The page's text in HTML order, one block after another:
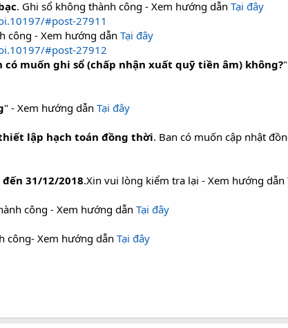
. Ghi sổ không thành công - Xem hướng dẫn Tại đây
#post-27911
công - Xem hướng dẫn Tại đây
#post-27912
có muốn ghi sổ (chấp nhận xuất quỹ tiền âm) không?
" - Xem hướng dẫn Tại đây
lập hạch toán đồng thời. Ban có muốn cập nhật
31/12/2018.Xin vui lòng kiểm tra lại - Xem hướng dẫn
công - Xem hướng dẫn Tại đây
công- Xem hướng dẫn Tại đây